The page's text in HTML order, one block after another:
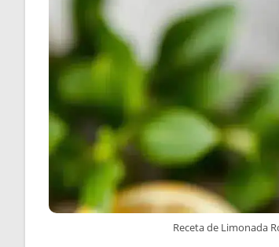
Receta de Limonada